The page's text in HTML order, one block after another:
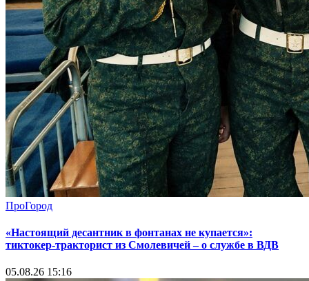
ПроГород
«Настоящий десантник в фонтанах не купается»:
тиктокер-тракторист из Смолевичей – о службе в ВДВ
05.08.26 15:16